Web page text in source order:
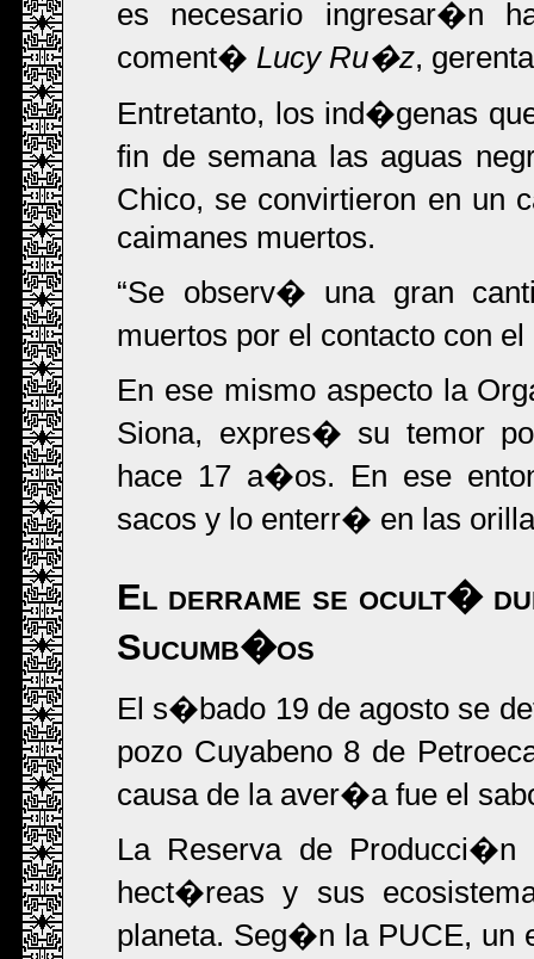
es necesario ingresar�n
coment� Lucy Ru�z,
Entretanto, los ind�genas
fin de semana las aguas
Chico, se convirtieron en un
caimanes muertos.
Se observ� una gran
muertos por el contacto con
En ese mismo aspecto la
Siona, expres� su temor
hace 17 a�os. En ese
sacos y lo enterr� en las
El derrame se ocult�
Sucumb�os
El s�bado 19 de agosto se
pozo Cuyabeno 8 de
causa de la aver�a fue el
La Reserva de Producci�n
hect�reas y sus
planeta. Seg�n la PUCE, un